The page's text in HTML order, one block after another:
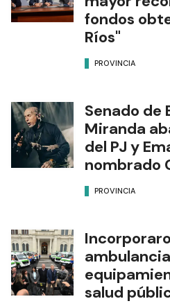
fondos
Ríos"
PROVINCIA
Senado de
Miranda
del PJ y
nombrado
PROVINCIA
salud